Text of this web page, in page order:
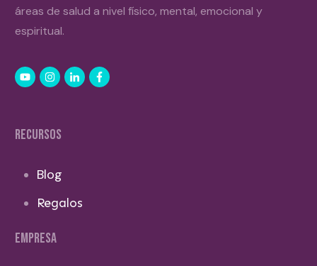
áreas de salud a nivel físico, mental, emocional y
espiritual.
RECURSOS
Blog
Regalos
EMPRESA